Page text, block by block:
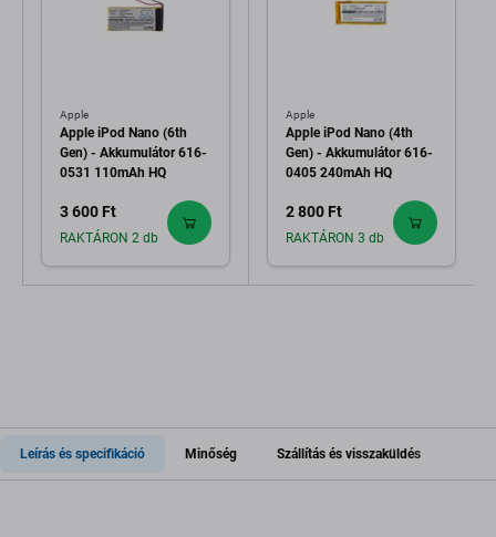
Apple
Apple iPod Nano (6th
Gen) - Akkumulátor 616-
0531 110mAh HQ
3 600 Ft
RAKTÁRON 2 db
Apple
Apple iPod Nano (4th
Gen) - Akkumulátor 616-
0405 240mAh HQ
2 800 Ft
RAKTÁRON 3 db
Leírás és specifikáció Minőség Szállítás és visszaküldés